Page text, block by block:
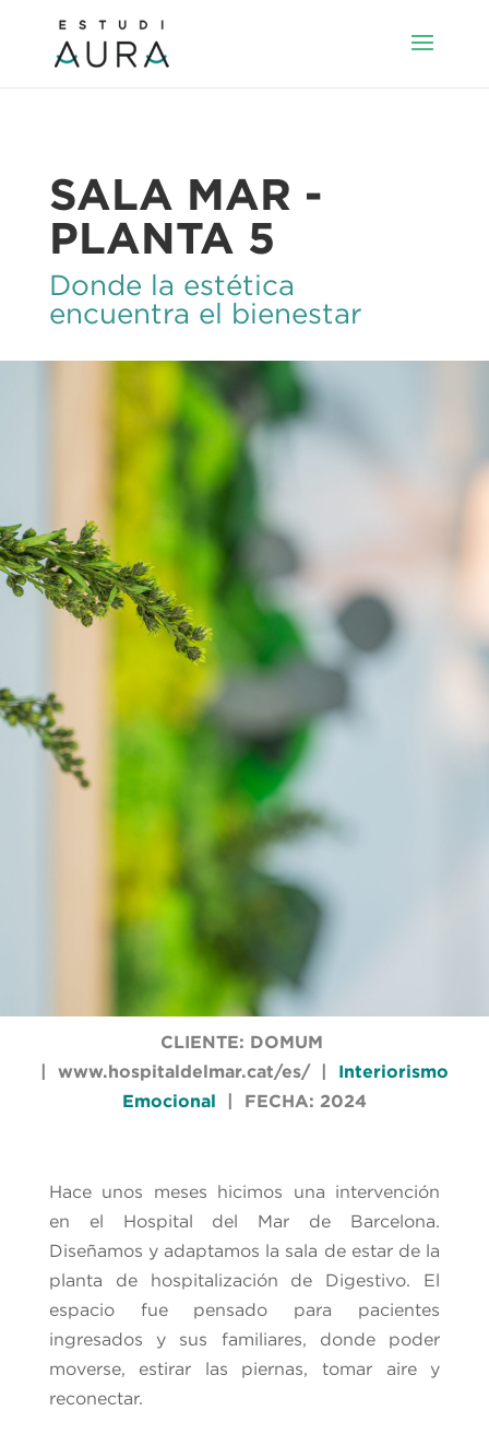
SALA MAR -
PLANTA 5
Donde la estética
encuentra el bienestar
CLIENTE: DOMUM
|
www.hospitaldelmar.cat/es/| Interiorismo
Emocional | FECHA: 2024
Hace unos meses hicimos una intervención
en el Hospital del Mar de Barcelona.
Diseñamos y adaptamos la sala de estar de la
planta de hospitalización de Digestivo. El
espacio fue pensado para pacientes
ingresados y sus familiares, donde poder
moverse, estirar las piernas, tomar aire y
reconectar.